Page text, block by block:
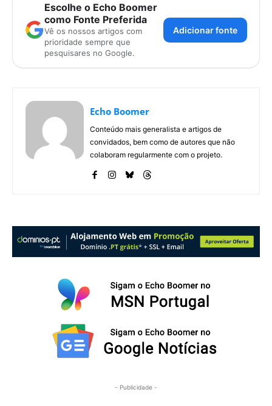
Escolhe o Echo Boomer
como Fonte Preferida
Vê os nossos artigos com
prioridade sempre que
pesquisares no Google.
Adicionar fonte
Echo Boomer
Conteúdo mais generalista e artigos de
convidados, bem como de autores que não
colaboram regularmente com o projeto.
- Publicidade -